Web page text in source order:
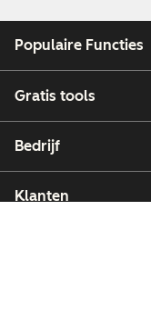
Populaire Functies
Gratis tools
Bedrijf
Klanten